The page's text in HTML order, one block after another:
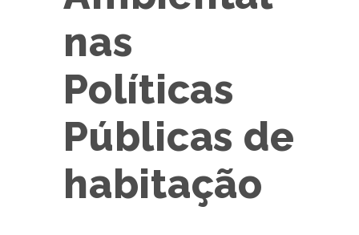
nas
Políticas
Públicas de
habitação